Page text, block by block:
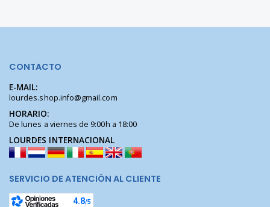
CONTACTO
E-MAIL:
lourdes.shop.info@gmail.com
HORARIO:
De lunes a viernes de 9:00h a 18:00
LOURDES INTERNACIONAL
SERVICIO DE ATENCIÓN AL CLIENTE